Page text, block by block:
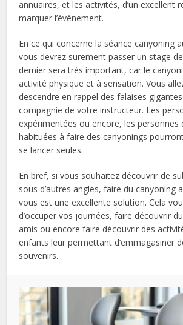
annuaires, et les activités, d’un excellent
marquer l’évènement.
En ce qui concerne la séance canyoning
vous devrez surement passer un stage
dernier sera très important, car le
activité physique et à sensation. Vous
descendre en rappel des falaises
compagnie de votre instructeur. Les
expérimentées ou encore, les personnes
habituées à faire des canyonings
se lancer seules.
En bref, si vous souhaitez découvrir de
sous d’autres angles, faire du canyoning
vous est une excellente solution. Cela
d’occuper vos journées, faire découvrir
amis ou encore faire découvrir des
enfants leur permettant d’emmagasiner
souvenirs.